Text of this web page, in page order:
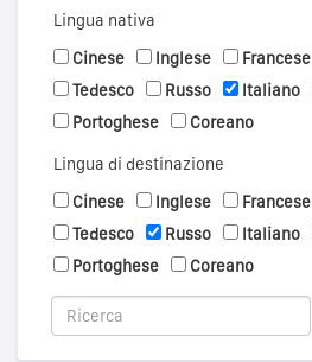
Lingua nativa
Cinese
Inglese Francese
Tedesco
Russo Italiano
Portoghese
Coreano
Lingua di destinazione
Cinese
Inglese Francese
Tedesco
Russo Italiano
Portoghese
Coreano